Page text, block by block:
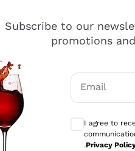
diversi e con un
Subscribe to our
promotions
Email
I agree to
.Privacy